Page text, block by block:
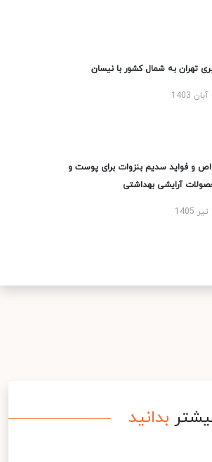
تهران به شمال کشور با نیسان
و فواید سدیم بنزوات برای پوست و
آرایشی بهداشتی
بدانید